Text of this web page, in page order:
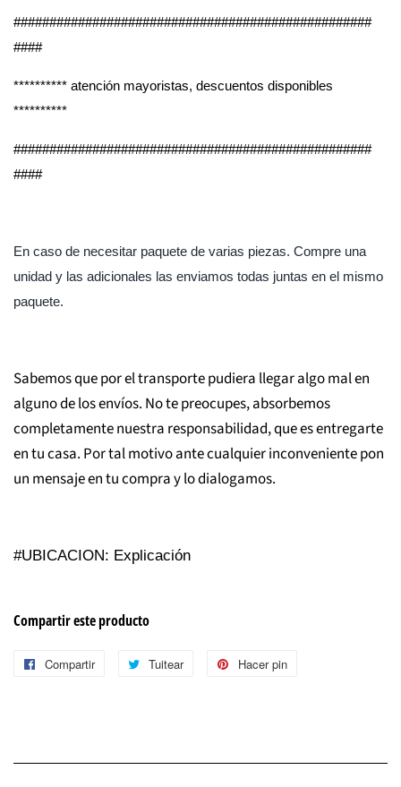
##################################################
####
********** atención mayoristas, descuentos disponibles
**********
##################################################
####
En caso de necesitar paquete de varias piezas. Compre una
unidad y las adicionales las enviamos todas juntas en el mismo
paquete.
Sabemos que por el transporte pudiera llegar algo mal en
alguno de los envíos. No te preocupes, absorbemos
completamente nuestra responsabilidad, que es entregarte
en tu casa. Por tal motivo ante cualquier inconveniente pon
un mensaje en tu compra y lo dialogamos.
#UBICACION: Explicación
Compartir este producto
Compartir
CompartirTuitear
Tuitear
Hacer pin